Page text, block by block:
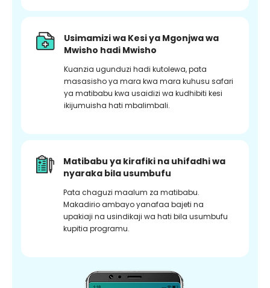
Usimamizi wa Kesi ya Mgonjwa wa
Mwisho hadi Mwisho
Kuanzia ugunduzi hadi kutolewa, pata
masasisho ya mara kwa mara kuhusu safari
ya matibabu kwa usaidizi wa kudhibiti kesi
ikijumuisha hati mbalimbali.
Matibabu ya kirafiki na uhifadhi wa
nyaraka bila usumbufu
Pata chaguzi maalum za matibabu.
Makadirio ambayo yanafaa bajeti na
upakiaji na usindikaji wa hati bila usumbufu
kupitia programu.